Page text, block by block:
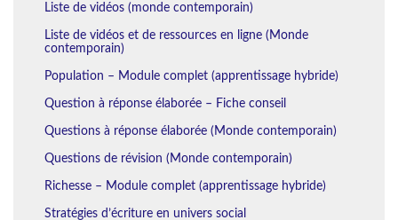
Liste de vidéos (monde contemporain)
Liste de vidéos et de ressources en ligne (Monde
contemporain)
Population – Module complet (apprentissage hybride)
Question à réponse élaborée – Fiche conseil
Questions à réponse élaborée (Monde contemporain)
Questions de révision (Monde contemporain)
Richesse – Module complet (apprentissage hybride)
Stratégies d’écriture en univers social